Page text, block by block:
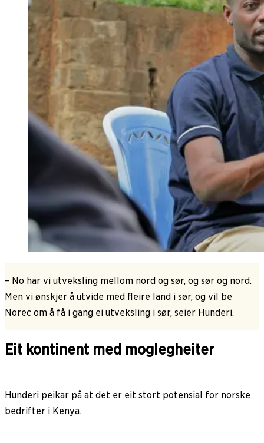
– No har vi utveksling mellom nord og sør, og sør og nord.
Men vi ønskjer å utvide med fleire land i sør, og vil be
Norec om å få i gang ei utveksling i sør, seier Hunderi.
Eit kontinent med moglegheiter
Hunderi peikar på at det er eit stort potensial for norske
bedrifter i Kenya.